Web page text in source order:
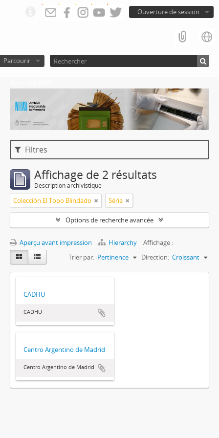
Ouverture de session
Parcourir
Filtres
Affichage de 2 résultats
Description archivistique
Colección El Topo Blindado Série
Options de recherche avancée
Aperçu avant impression Hierarchy
Affichage :
Trier par: Pertinence Direction: Croissant
CADHU
CADHU
Centro Argentino de Madrid
Centro Argentino de Madrid